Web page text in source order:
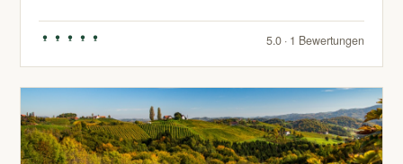
5.0 · 1 Bewertungen